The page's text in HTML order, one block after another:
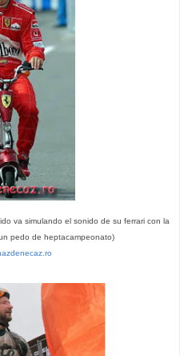
va simulando el sonido de su ferrari con la
pedo de heptacampeonato)